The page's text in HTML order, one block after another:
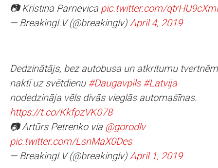
📷 Kristina Parnevica pic.twitter.com/
— BreakingLV (@breakinglv) April 4, 2019
Dedzinātājs, bez autobusa un atkritumu
naktī uz svētdienu #Daugavpils #Latvija
nodedzināja vēls divās vieglās automašīnas.
https://t.co/KkfpzVK078
📷 Artūrs Petrenko via @gorodlv
pic.twitter.com/LsnMaX0Des
— BreakingLV (@breakinglv) April 1, 2019